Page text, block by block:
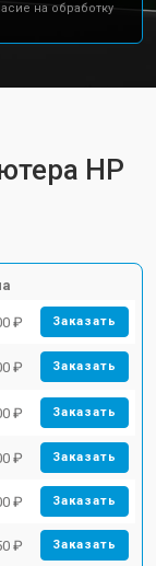
на обработку
HP
₽ Заказать
₽ Заказать
₽ Заказать
₽ Заказать
₽ Заказать
₽ Заказать